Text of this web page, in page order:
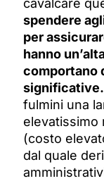
cavalcare
spendere
per
hanno
comportano
significative.
fulmini una
elevatissimo
(costo
dal quale